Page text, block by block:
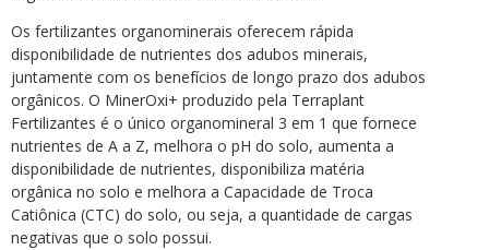
Os fertilizantes organominerais oferecem rápida
disponibilidade de nutrientes dos adubos minerais,
juntamente com os benefícios de longo prazo dos adubos
orgânicos. O MinerOxi+ produzido pela Terraplant
Fertilizantes é o único organomineral 3 em 1 que fornece
nutrientes de A a Z, melhora o pH do solo, aumenta a
disponibilidade de nutrientes, disponibiliza matéria
orgânica no solo e melhora a Capacidade de Troca
Catiônica (CTC) do solo, ou seja, a quantidade de cargas
negativas que o solo possui.